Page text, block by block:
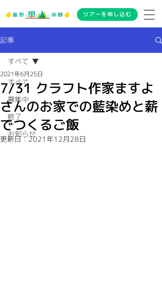
ツアーを申し込む
記事
すべて
募集中
終了
お知らせ
すべて
7/31 クラフト作家ますよ
さんのお家での藍染めと薪
でつくるご飯
2021年6月25日
更新日：2021年12月28日